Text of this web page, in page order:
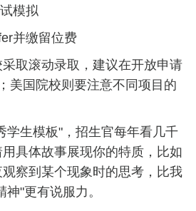
模拟
并缴留位费
取滚动录取，建议在开放申请
美国院校则要注意不同项目的
学生模板"，招生官每年看几千
具体故事展现你的特质，比如
察到某个现象时的思考，比我
"更有说服力。